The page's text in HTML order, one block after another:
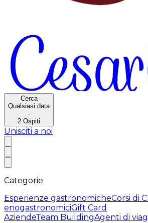
Cerca
Qualsiasi data
·
2 Ospiti
Unisciti a noi
Categorie
Esperienze gastronomicheCorsi di
enogastronomiciGift Card
AziendeTeam BuildingAgenti di